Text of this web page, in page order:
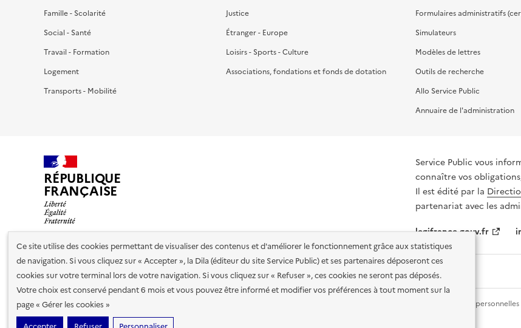
Ce site utilise des cookies permettant de visualiser des contenus et d'améliorer le fonctionnement grâce aux statistiques
de navigation. Si vous cliquez sur « Accepter », la Dila (éditeur du site Service Public) et ses partenaires déposeront ces
cookies sur votre terminal lors de votre navigation. Si vous cliquez sur « Refuser », ces cookies ne seront pas déposés.
Votre choix est conservé pendant 6 mois et vous pouvez être informé et modifier vos préférences à tout moment sur la
page « Gérer les cookies »
Famille - Scolarité
Social - Santé
Travail - Formation
Logement
Transports - Mobilité
Justice
Étranger - Europe
Loisirs - Sports - Culture
Associations, fondations et fonds de dotation
Formulaires administratifs
Simulateurs
Modèles de lettres
Outils de recherche
Allo Service Public
Annuaire de l'administration
RÉPUBLIQUE
FRANÇAISE
Service Public vous
connaître vos
Il est édité par la
partenariat avec les
legifrance.gouv.fr
Nos partenaires
Plan du site Accessibilité : totalement conforme Données
cookies